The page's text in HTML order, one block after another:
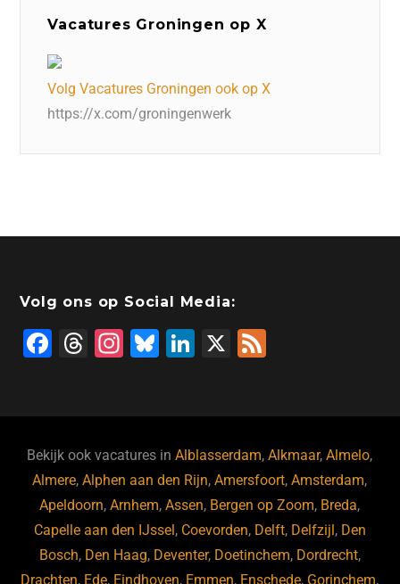
Vacatures Groningen op X
Volg Vacatures Groningen ook op X
https://x.com/groningenwerk
Volg ons op Social Media:
F
b
o
o
k
T
d
s
In
a
m
Bl
ky
Li
dI
n
X
Bekijk ook vacatures inAlblasserdam,Alkmaar,Almelo,
Almere,Alphen aan den Rijn,Amersfoort,Amsterdam,
Apeldoorn,Arnhem,Assen, Bergen op Zoom, Breda,
Capelle aan den IJssel, Coevorden, Delft, Delfzijl, Den
Bosch, Den Haag, Deventer, Doetinchem, Dordrecht,
Drachten, Ede, Eindhoven, Emmen, Enschede, Gorinchem,